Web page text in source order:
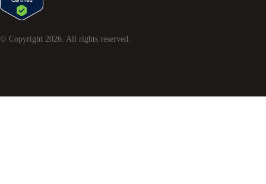
© Copyright 2026 . All rights reserved.